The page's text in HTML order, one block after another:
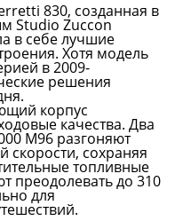
830, созданная в
Studio Zuccon
в себе лучшие
Хотя модель
в 2009-
решения
корпус
качества. Два
M96 разгоняют
скорости, сохраняя
топливные
преодолевать до 310
для